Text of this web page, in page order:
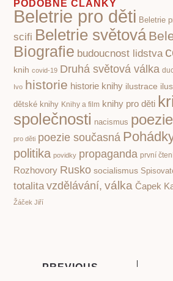
PODOBNÉ ČLÁNKY
Beletrie pro děti Beletrie
scifi Beletrie světová
Biografie budoucnost lidstva
knih covid-19 Druhá světová válka
Ivo historie historie knihy ilustrace
dětské knihy Knihy a film knihy pro děti
společnosti nacismus
pro děti poezie současná
politika povidky propaganda první
Rozhovory Rusko socialismus
totalita vzdělávání, válka Čapek
Žáček Jiří
PREVIOUS